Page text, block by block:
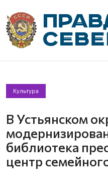
Культура
В Устьянском
библиотека
центр